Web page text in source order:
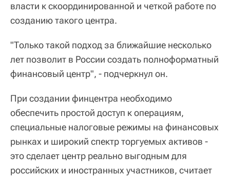
власти к скоординированной и четкой работе по
созданию такого центра.
"Только такой подход за ближайшие несколько
лет позволит в России создать полноформатный
финансовый центр", - подчеркнул он.
При создании финцентра необходимо
обеспечить простой доступ к операциям,
специальные налоговые режимы на финансовых
рынках и широкий спектр торгуемых активов -
это сделает центр реально выгодным для
российских и иностранных участников, считает